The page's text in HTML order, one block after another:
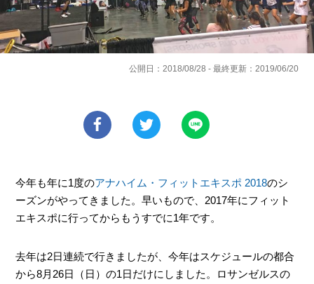
公開日：2018/08/28 - 最終更新：2019/06/20
今年も年に1度のアナハイム・フィットエキスポ 2018のシ
ーズンがやってきました。早いもので、2017年にフィット
エキスポに行ってからもうすでに1年です。
去年は2日連続で行きましたが、今年はスケジュールの都合
から8月26日（日）の1日だけにしました。ロサンゼルスの